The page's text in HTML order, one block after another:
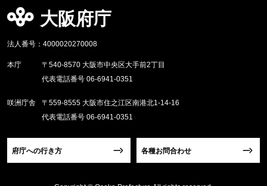
大阪府庁
法人番号：4000020270008
本庁
〒540-8570 大阪市中央区大手前2丁目
代表電話番号 06-6941-0351
咲洲庁舎
〒559-8555 大阪市住之江区南港北1-14-16
代表電話番号 06-6941-0351
府庁への行き方 各種お問合わせ